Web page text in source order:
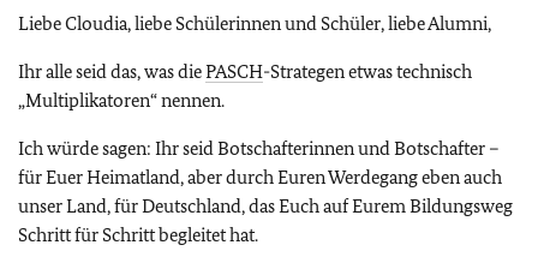
Liebe Cloudia, liebe Schülerinnen und Schüler, liebe Alumni,
Ihr alle seid das, was diePASCH-Strategen etwas technisch
„Multiplikatoren“ nennen.
Ich würde sagen: Ihr seid Botschafterinnen und Botschafter –
für Euer Heimatland, aber durch Euren Werdegang eben auch
unser Land, für Deutschland, das Euch auf Eurem Bildungsweg
Schritt für Schritt begleitet hat.